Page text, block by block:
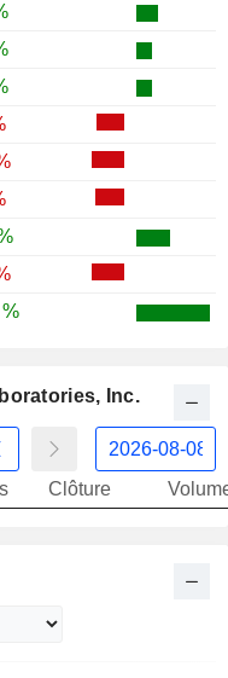
Inc.
Clôture